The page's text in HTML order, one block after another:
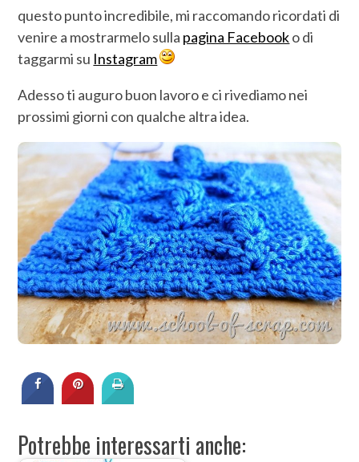
questo punto incredibile, mi raccomando ricordati di
venire a mostrarmelo sulla pagina Facebooko di
taggarmi su Instagram
Adesso ti auguro buon lavoro e ci rivediamo nei
prossimi giorni con qualche altra idea.
Potrebbe interessarti anche: